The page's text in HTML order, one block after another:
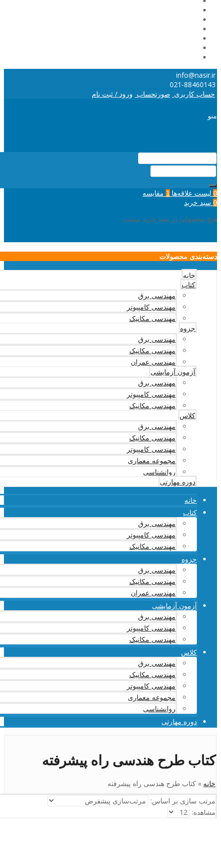
info@nasir.ir
021-88460143
حساب کاربری صورتحساب ورود / ثبت نام
منو
0 لیست علاقه‌ها 1 مقایسه
0 سبد خرید
هیچ محصولی در سبد خرید نیست.
دسته‌بندی محصولات
خانه
کتاب
مهندسی برق
مهندسی کامپیوتر
مهندسی مکانیک
جزوه
مهندسی برق
مهندسی مکانیک
مهندسی عمران
آزمون آزمایشی
مهندسی برق
مهندسی کامپیوتر
مهندسی مکانیک
کلاس
مهندسی برق
مهندسی مکانیک
مهندسی کامپیوتر
مجموعه معماری
روانشناسی
دوره مهارتی
خانه
کتاب
مهندسی برق
مهندسی کامپیوتر
مهندسی مکانیک
جزوه
مهندسی برق
مهندسی مکانیک
مهندسی عمران
آزمون آزمایشی
مهندسی برق
مهندسی کامپیوتر
مهندسی مکانیک
کلاس
مهندسی برق
مهندسی مکانیک
مهندسی کامپیوتر
مجموعه معماری
روانشناسی
دوره مهارتی
کتاب طرح هندسی راه پیشرفته
خانه » کتاب طرح هندسی راه پیشرفته
مرتب سازی بر اساس:
مشاهده: